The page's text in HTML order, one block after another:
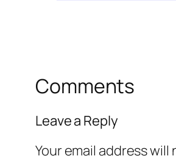
Comments
Leave a Reply
Your email address